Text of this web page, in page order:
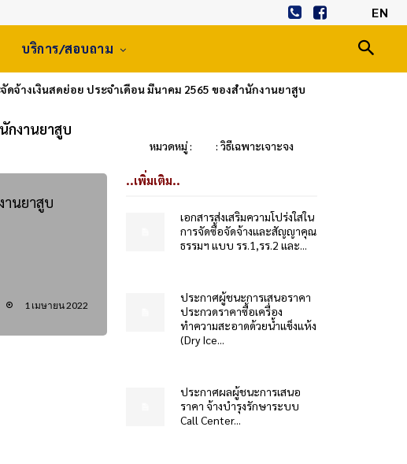
EN
บริการ/สอบถาม
จ้างเงินสดย่อย ประจำเดือน มีนาคม 2565 ของสำนักงานยาสูบ
กงานยาสูบ
หมวดหมู่ : : วิธีเฉพาะเจาะจง
านยาสูบ
1 เมษายน 2022
..เพิ่มเติม..
เอกสารส่งเสริมความโปร่งใสใน
การจัดซื้อจัดจ้างและสัญญาคุณ
ธรรมฯ แบบ รร.1,รร.2 และ...
ประกาศผู้ชนะการเสนอราคา
ประกวดราคาซื้อเครื่อง
ทำความสะอาดด้วยน้ำแข็งแห้ง
(Dry Ice...
ประกาศผลผู้ชนะการเสนอ
ราคา จ้างบำรุงรักษาระบบ
Call Center...